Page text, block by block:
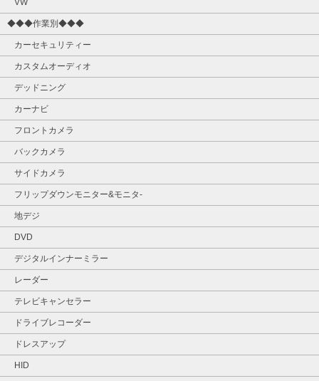
VW
◆◆◆作業別◆◆◆
カーセキュリティー
カスタムオーディオ
デッドニング
カーナビ
フロントカメラ
バックカメラ
サイドカメラ
フリップダウンモニター&モニタ‐
地デジ
DVD
デジタルインナーミラー
レーダー
テレビキャンセラー
ドライブレコーダー
ドレスアップ
HID